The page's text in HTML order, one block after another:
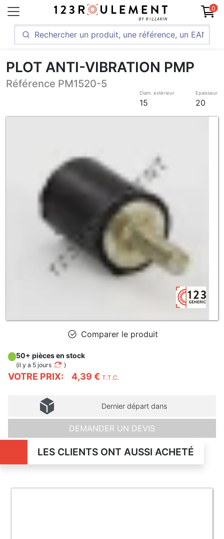
0
PLOT ANTI-VIBRATION PMP
Référence PM1520-5
Diam. extérieur
15
Epaisseur
20
Comparer le produit
VOTRE PRIX: 4,39 € T.T.C.
50+ pièces en stock
(il y a 5 jours )
Dernier départ dans
DEMANDER UN DEVIS
LES CLIENTS ONT AUSSI ACHETÉ